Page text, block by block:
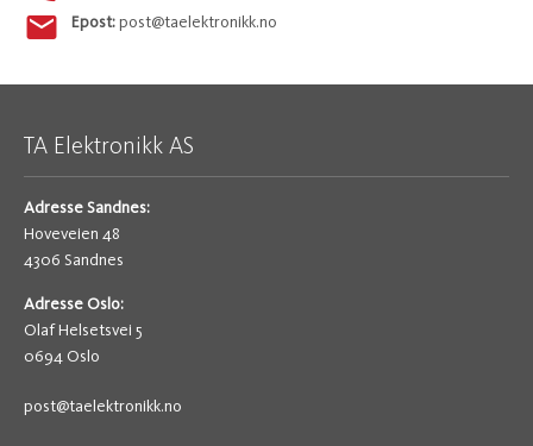
Epost:post@taelektronikk.no
TA Elektronikk AS
Adresse Sandnes:
Hoveveien 48
4306 Sandnes
Adresse Oslo:
Olaf Helsetsvei 5
0694 Oslo
post@taelektronikk.no